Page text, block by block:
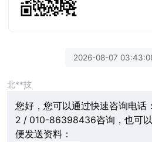
2026-08-07
北**技
您好，您可以通过快速咨询电话
2 / 010-86398436咨询，也可
便发送资料：